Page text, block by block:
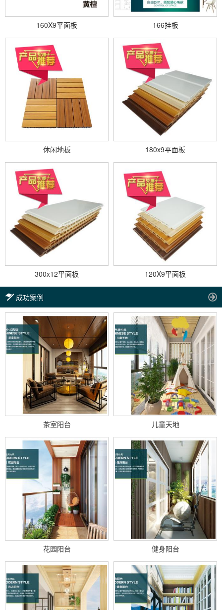
160X9平面板 166挂板
休闲地板 180x9平面板
300x12平面板 120X9平面板
成功案例
茶室阳台 儿童天地
花园阳台 健身阳台